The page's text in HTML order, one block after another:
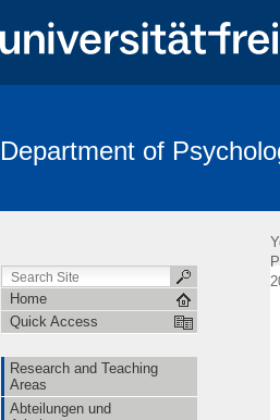
Department of
Home
Quick Access
Research and Teaching
Areas
Abteilungen und